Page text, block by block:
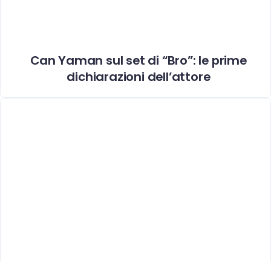
Can Yaman sul set di “Bro”: le prime
dichiarazioni dell’attore